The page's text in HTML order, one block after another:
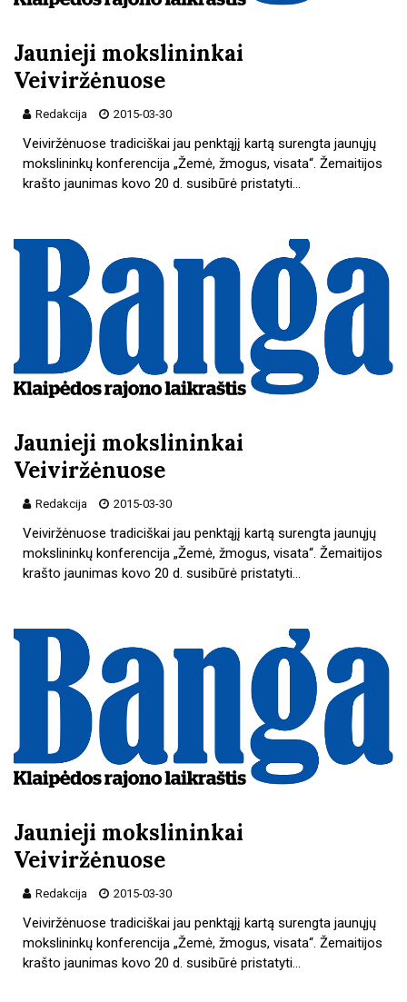
Jaunieji mokslininkai
Veiviržėnuose
Redakcija 2015-03-30
Veiviržėnuose tradiciškai jau penktąjį kartą surengta jaunųjų
mokslininkų konferencija „Žemė, žmogus, visata“. Žemaitijos
krašto jaunimas kovo 20 d. susibūrė pristatyti…
Jaunieji mokslininkai
Veiviržėnuose
Redakcija 2015-03-30
Veiviržėnuose tradiciškai jau penktąjį kartą surengta jaunųjų
mokslininkų konferencija „Žemė, žmogus, visata“. Žemaitijos
krašto jaunimas kovo 20 d. susibūrė pristatyti…
Jaunieji mokslininkai
Veiviržėnuose
Redakcija 2015-03-30
Veiviržėnuose tradiciškai jau penktąjį kartą surengta jaunųjų
mokslininkų konferencija „Žemė, žmogus, visata“. Žemaitijos
krašto jaunimas kovo 20 d. susibūrė pristatyti…